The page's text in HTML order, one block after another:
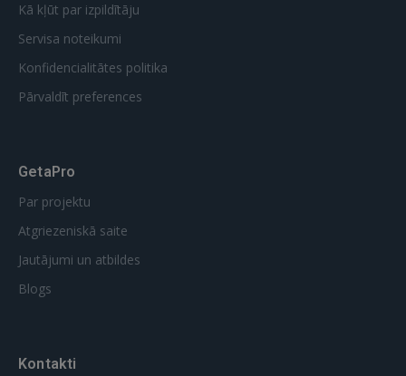
Kā kļūt par izpildītāju
Servisa noteikumi
Konfidencialitātes politika
Pārvaldīt preferences
GetaPro
Par projektu
Atgriezeniskā saite
Jautājumi un atbildes
Blogs
Kontakti